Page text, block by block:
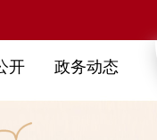
开 政务动态